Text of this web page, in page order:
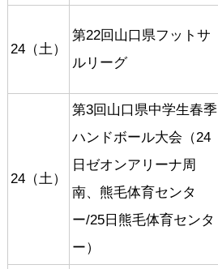
24（土）
第22回山口県フットサ
ルリーグ
24（土）
第3回山口県中学生春季
ハンドボール大会（24
日ゼオンアリーナ周
南、熊毛体育センタ
ー/25日熊毛体育センタ
ー）